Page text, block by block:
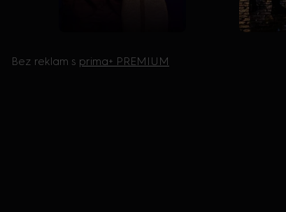
Bez reklam s prima+ PREMIUM